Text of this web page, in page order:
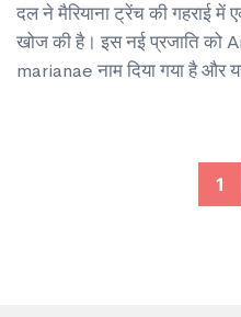
दल ने मैरियाना ट्रेंच की गहराई में
खोज की है। इस नई प्रजाति
marianae नाम दिया गया है और
1